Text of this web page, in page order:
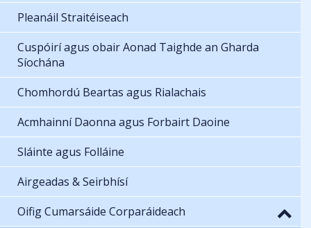
Pleanáil Straitéiseach
Cuspóirí agus obair Aonad Taighde an Gharda
Síochána
Chomhordú Beartas agus Rialachais
Acmhainní Daonna agus Forbairt Daoine
Sláinte agus Folláine
Airgeadas & Seirbhísí
Oifig Cumarsáide Corparáideach